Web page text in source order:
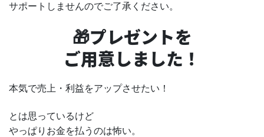
サポートしませんのでご了承ください。
🎁プレゼントを
ご用意しました！
本気で売上・利益をアップさせたい！
とは思っているけど
やっぱりお金を払うのは怖い。